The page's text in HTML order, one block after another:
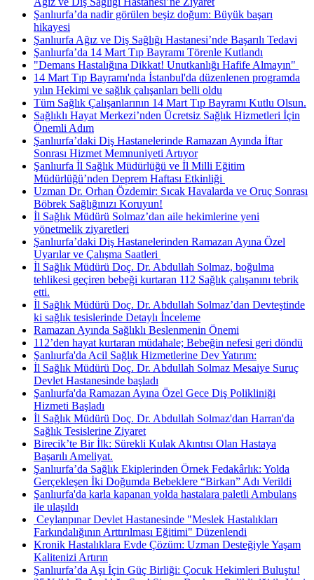
Şanlıurfa’da nadir görülen beşiz doğum: Büyük başarı
hikayesi
Şanlıurfa Ağız ve Diş Sağlığı Hastanesi’nde Başarılı Tedavi
Şanlıurfa’da 14 Mart Tıp Bayramı Törenle Kutlandı
"Demans Hastalığına Dikkat! Unutkanlığı Hafife Almayın" ​
14 Mart Tıp Bayramı'nda İstanbul'da düzenlenen programda
yılın Hekimi ve sağlık çalışanları belli oldu
Tüm Sağlık Çalışanlarının 14 Mart Tıp Bayramı Kutlu Olsun.
Sağlıklı Hayat Merkezi’nden Ücretsiz Sağlık Hizmetleri İçin
Önemli Adım
Şanlıurfa’daki Diş Hastanelerinde Ramazan Ayında İftar
Sonrası Hizmet Memnuniyeti Artıyor
Şanlıurfa İl Sağlık Müdürlüğü ve İl Milli Eğitim
Müdürlüğü’nden Deprem Haftası Etkinliği ​
Uzman Dr. Orhan Özdemir: Sıcak Havalarda ve Oruç Sonrası
Böbrek Sağlığınızı Koruyun!
İl Sağlık Müdürü Solmaz’dan aile hekimlerine yeni
yönetmelik ziyaretleri
Şanlıurfa’daki Diş Hastanelerinden Ramazan Ayına Özel
Uyarılar ve Çalışma Saatleri ​
İl Sağlık Müdürü Doç. Dr. Abdullah Solmaz, boğulma
tehlikesi geçiren bebeği kurtaran 112 Sağlık çalışanını tebrik
etti.
İl Sağlık Müdürü Doç. Dr. Abdullah Solmaz’dan Devteştinde
ki sağlık tesislerinde Detaylı İnceleme
Ramazan Ayında Sağlıklı Beslenmenin Önemi
112’den hayat kurtaran müdahale; Bebeğin nefesi geri döndü
Şanlıurfa'da Acil Sağlık Hizmetlerine Dev Yatırım:
İl Sağlık Müdürü Doç. Dr. Abdullah Solmaz Mesaiye Suruç
Devlet Hastanesinde başladı
Şanlıurfa'da Ramazan Ayına Özel Gece Diş Polikliniği
Hizmeti Başladı
İl Sağlık Müdürü Doç. Dr. Abdullah Solmaz'dan Harran'da
Sağlık Tesislerine Ziyaret
Birecik’te Bir İlk: Sürekli Kulak Akıntısı Olan Hastaya
Başarılı Ameliyat.
Şanlıurfa’da Sağlık Ekiplerinden Örnek Fedakârlık: Yolda
Gerçekleşen İki Doğumda Bebeklere “Birkan” Adı Verildi
Şanlıurfa'da karla kapanan yolda hastalara paletli Ambulans
ile ulaşıldı
​ Ceylanpınar Devlet Hastanesinde "Meslek Hastalıkları
Farkındalığının Arttırılması Eğitimi" Düzenlendi
Kronik Hastalıklara Evde Çözüm: Uzman Desteğiyle Yaşam
Kalitenizi Artırın
Şanlıurfa’da Aşı İçin Güç Birliği: Çocuk Hekimleri Buluştu!